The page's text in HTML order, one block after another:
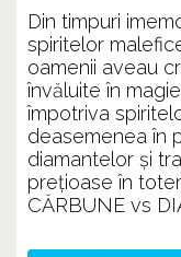
Din timpuri
spiritelor
oamenii aveau
învăluite în
împotriva
deasemenea în
diamantelor și
prețioase în
CĂRBUNE vs